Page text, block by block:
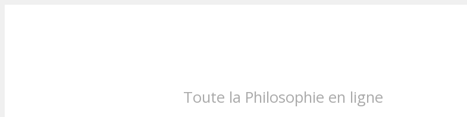
Toute la Philosophie en ligne